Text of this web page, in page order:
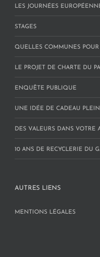
LES JOURNÉES
STAGES
QUELLES COMMUNES
LE PROJET DE CHARTE DU
ENQUÊTE PUBLIQUE
UNE IDÉE DE CADEAU
DES VALEURS DANS VOTRE
10 ANS DE RECYCLERIE DU
AUTRES LIENS
MENTIONS LÉGALES